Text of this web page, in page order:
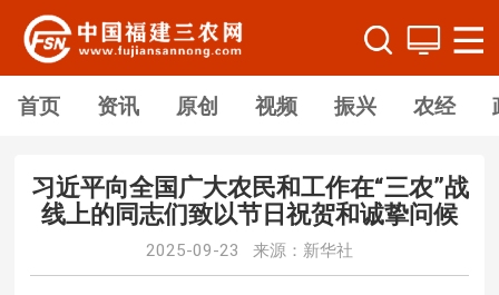
首页 资讯 原创 视频 振兴 农经
习近平向全国广大农民和工作在“三农”战
线上的同志们致以节日祝贺和诚挚问候
2025-09-23 来源：新华社